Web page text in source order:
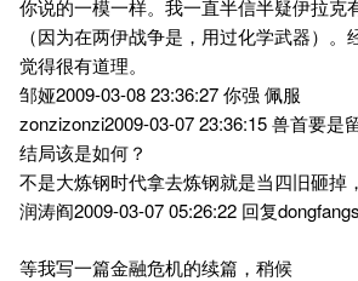
你说的一模一样。我一直半信半疑伊拉克
（因为在两伊战争是，用过化学武器）
觉得很有道理。
邹娅2009-03-08 23:36:27 你强 佩服
zonzizonzi2009-03-07 23:36:15 兽首要是
结局该是如何？
不是大炼钢时代拿去炼钢就是当四旧砸掉
润涛阎2009-03-07 05:26:22 回复
等我写一篇金融危机的续篇，稍候